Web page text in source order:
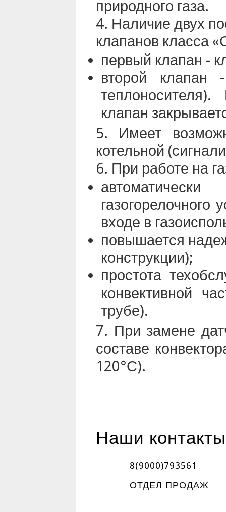
природного газа.
Наличие двух
клапанов класса
первый клапан -
второй клапан
клапан
Имеет
котельной
При работе на
газогорелочного
входе в
повышается
конструкции);
простота
конвективной
трубе).
При замене
составе
120°С).
Наши контакты
8(9000)793561
ОТДЕЛ ПРОДАЖ